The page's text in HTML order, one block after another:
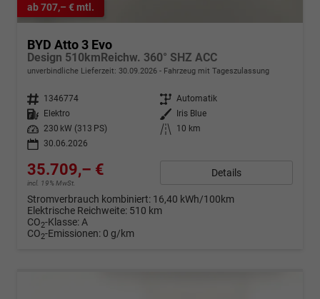
ab 707,– € mtl.
BYD Atto 3 Evo
Design 510kmReichw. 360° SHZ ACC
unverbindliche Lieferzeit: 30.09.2026 Fahrzeug mit Tageszulassung
Fahrzeugnr. 1346774 Getriebe Automatik
Kraftstoff
Elektro Außenfarbe
Iris Blue
Leistung
230 kW (313 PS) Kilometerstand
10 km
30.06.2026
35.709,– €
incl. 19% MwSt.
Details
Stromverbrauch kombiniert: 16,40 kWh/100km
Elektrische Reichweite: 510 km
CO2-Klasse:A
CO2-Emissionen: 0 g/km